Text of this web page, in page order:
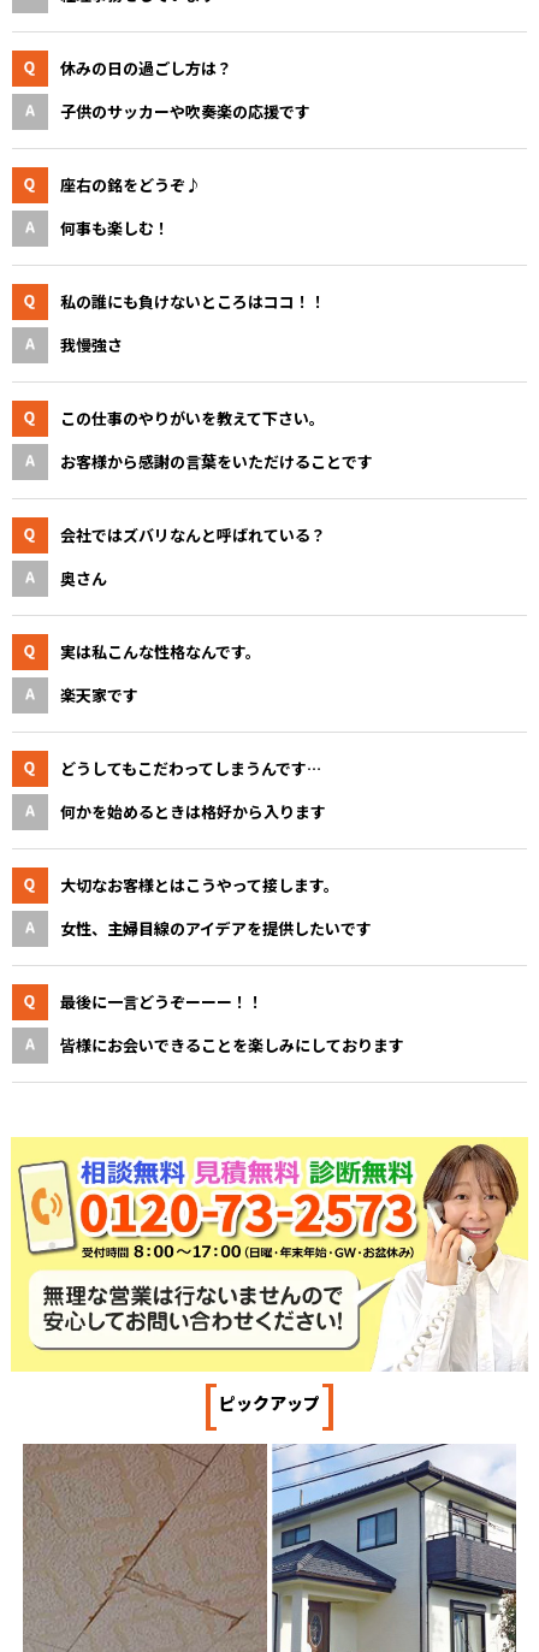
休みの日の過ごし方は？
子供のサッカーや吹奏楽の応援です
座右の銘をどうぞ♪
何事も楽しむ！
私の誰にも負けないところはココ！！
我慢強さ
この仕事のやりがいを教えて下さい。
お客様から感謝の言葉をいただけることです
会社ではズバリなんと呼ばれている？
奥さん
実は私こんな性格なんです。
楽天家です
どうしてもこだわってしまうんです…
何かを始めるときは格好から入ります
大切なお客様とはこうやって接します。
女性、主婦目線のアイデアを提供したいです
最後に一言どうぞーーー！！
皆様にお会いできることを楽しみにしております
[ピックアップ]